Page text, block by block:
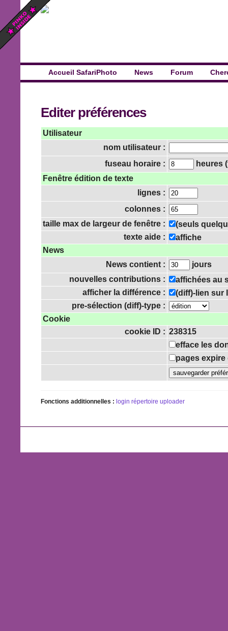
Accueil SafariPhoto News Forum
Editer préférences
Utilisateur
nom utilisateur :
fuseau horaire :
heures
Fenêtre édition de texte
lignes :
colonnes :
taille max de largeur de fenêtre :
(seuls
texte aide :
affiche
News
News contient :
jours
nouvelles contributions :
affichées au
afficher la différence :
(diff)-lien sur
pre-sélection (diff)-type :
Cookie
cookie ID : 238315
efface les
pages
Fonctions additionnelles : login répertoire uploader